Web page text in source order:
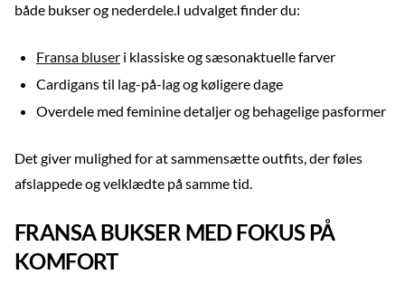
både bukser og nederdele.I udvalget finder du:
Fransa bluser i klassiske og sæsonaktuelle farver
Cardigans til lag-på-lag og køligere dage
Overdele med feminine detaljer og behagelige pasformer
Det giver mulighed for at sammensætte outfits, der føles
afslappede og velklædte på samme tid.
FRANSA BUKSER MED FOKUS PÅ
KOMFORT